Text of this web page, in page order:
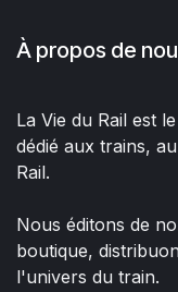
À propos de
La Vie du Rail est
dédié aux trains,
Rail.
Nous éditons de
boutique,
l'univers du train.